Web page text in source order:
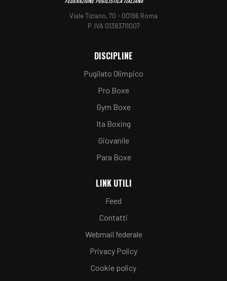
Viale Tiziano, 70 - 00196 Roma
P. IVA 01383711007
DISCIPLINE
Pugilato Olimpico
Pro Boxe
Gym Boxe
Ita Boxing
Giovanile
Para Boxe
LINK UTILI
Feed
Contatti
Webmail federale
Privacy Policy
Cookie policy